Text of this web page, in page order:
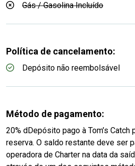
Gás / Gasolina Incluído
Política de cancelamento:
Depósito não reembolsável
Método de pagamento:
20% dDepósito pago à Tom’s Catch
reserva. O saldo restante deve ser
operadora de Charter na data da